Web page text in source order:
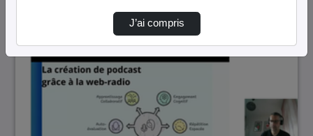
J’ai compris